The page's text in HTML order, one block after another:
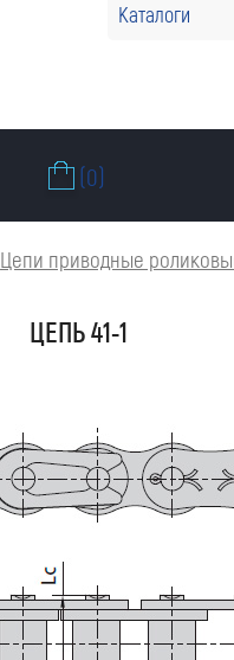
Каталоги
(0)
Цепи приводные
ЦЕПЬ 41-1